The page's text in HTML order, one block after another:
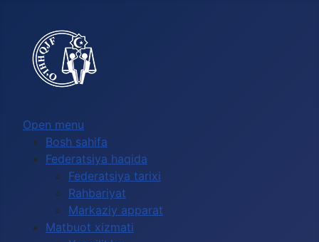
Open menu
Bosh sahifa
Federatsiya haqida
Federatsiya tarixi
Rahbariyat
Markaziy apparat
Matbuot xizmati